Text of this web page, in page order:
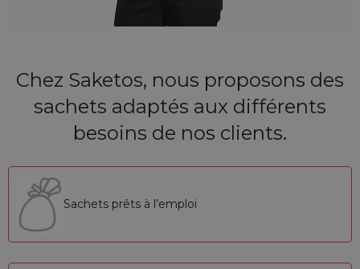
Chez Saketos, nous proposons des
sachets adaptés aux différents
besoins de nos clients.
Sachets prêts à l’emploi